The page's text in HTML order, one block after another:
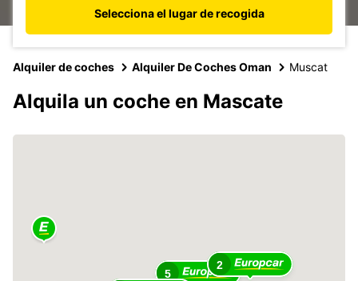
Selecciona el lugar de recogida
Alquiler de coches Alquiler De Coches Oman Muscat
Alquila un coche en Mascate
5
2